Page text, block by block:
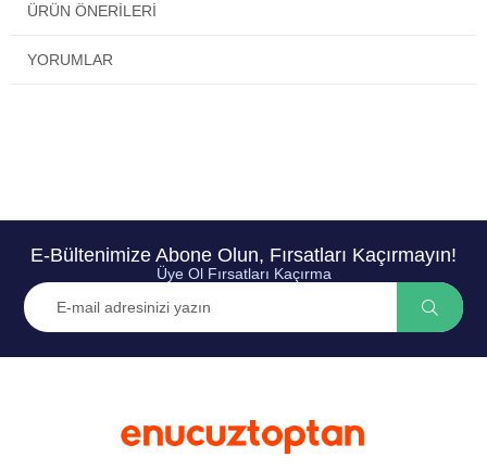
ÜRÜN ÖNERILERI
YORUMLAR
E-Bültenimize Abone Olun, Fırsatları Kaçırmayın!
Üye Ol Fırsatları Kaçırma